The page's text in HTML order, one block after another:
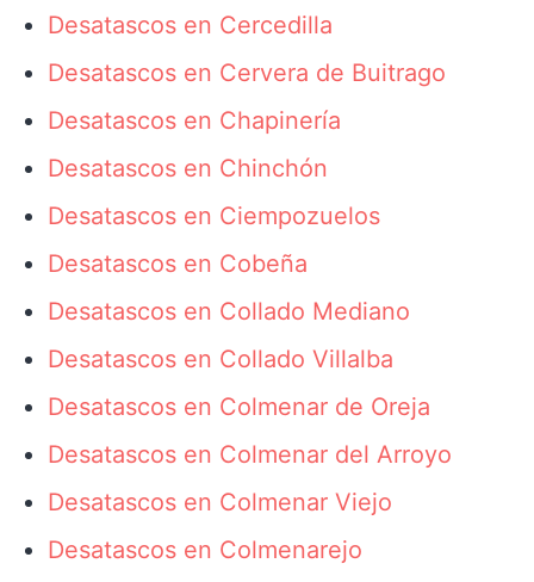
Desatascos en Cercedilla
Desatascos en Cervera de Buitrago
Desatascos en Chapinería
Desatascos en Chinchón
Desatascos en Ciempozuelos
Desatascos en Cobeña
Desatascos en Collado Mediano
Desatascos en Collado Villalba
Desatascos en Colmenar de Oreja
Desatascos en Colmenar del Arroyo
Desatascos en Colmenar Viejo
Desatascos en Colmenarejo